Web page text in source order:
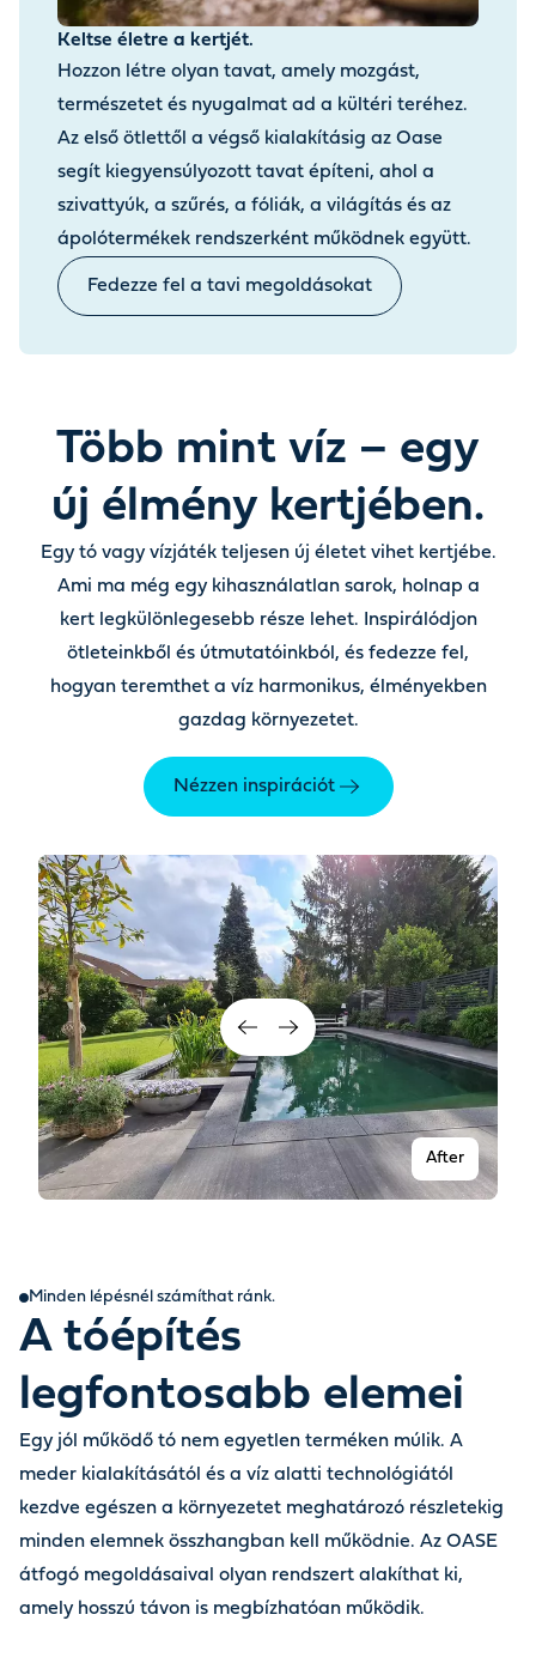
Keltse életre a kertjét.
Hozzon létre olyan tavat, amely mozgást,
természetet és nyugalmat ad a kültéri teréhez.
Az első ötlettől a végső kialakításig az Oase
segít kiegyensúlyozott tavat építeni, ahol a
szivattyúk, a szűrés, a fóliák, a világítás és az
ápolótermékek rendszerként működnek együtt.
Fedezze fel a tavi megoldásokat
Több mint víz – egy
új élmény kertjében.
Egy tó vagy vízjáték teljesen új életet vihet kertjébe.
Ami ma még egy kihasználatlan sarok, holnap a
kert legkülönlegesebb része lehet. Inspirálódjon
ötleteinkből és útmutatóinkból, és fedezze fel,
hogyan teremthet a víz harmonikus, élményekben
gazdag környezetet.
Nézzen inspirációt
After
Before
Minden lépésnél számíthat ránk.
A tóépítés
legfontosabb elemei
Egy jól működő tó nem egyetlen terméken múlik. A
meder kialakításától és a víz alatti technológiától
kezdve egészen a környezetet meghatározó részletekig
minden elemnek összhangban kell működnie. Az OASE
átfogó megoldásaival olyan rendszert alakíthat ki,
amely hosszú távon is megbízhatóan működik.